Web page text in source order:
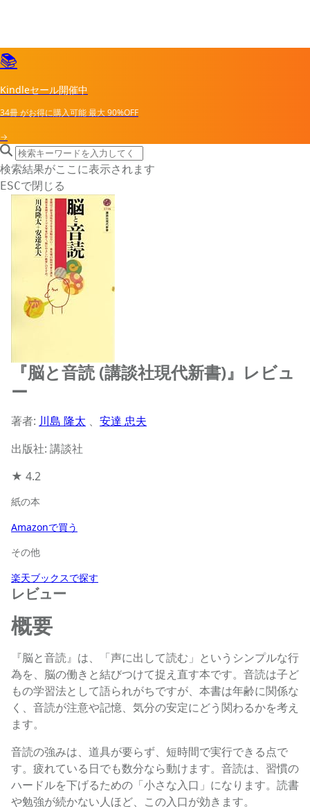
📚
Kindleセール開催中
34冊がお得に購入可能最大90%OFF
→
search icon
サイト内検索
検索結果がここに表示されます
ESCで閉じる
『脳と音読 (講談社現代新書)』レビュ
ー
著者: 川島 隆太 、 安達 忠夫
出版社: 講談社
★ 4.2
紙の本
Amazonで買う
その他
楽天ブックスで探す
レビュー
概要
『脳と音読』は、「声に出して読む」というシンプルな行
為を、脳の働きと結びつけて捉え直す本です。音読は子ど
もの学習法として語られがちですが、本書は年齢に関係な
く、音読が注意や記憶、気分の安定にどう関わるかを考え
ます。
音読の強みは、道具が要らず、短時間で実行できる点で
す。疲れている日でも数分なら動けます。音読は、習慣の
ハードルを下げるための「小さな入口」になります。読書
や勉強が続かない人ほど、この入口が効きます。